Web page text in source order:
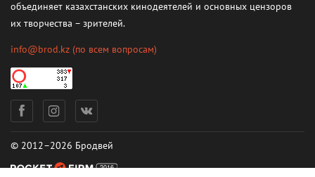
объединяет казахстанских кинодеятелей и основных цензоров
их творчества – зрителей.
info@brod.kz (по всем вопросам)
© 2012–2026 Бродвей